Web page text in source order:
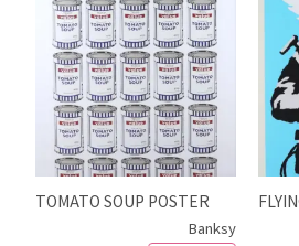
TOMATO SOUP POSTER
Banksy